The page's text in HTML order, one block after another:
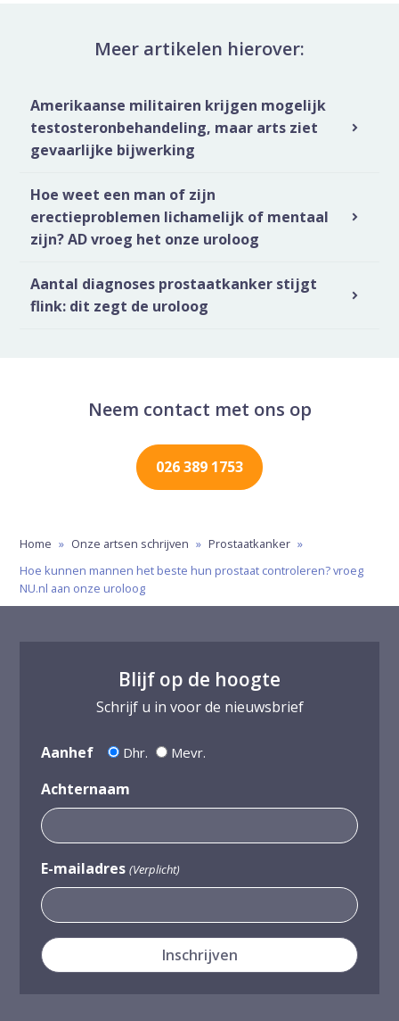
Meer artikelen hierover:
Amerikaanse militairen krijgen mogelijk
testosteronbehandeling, maar arts ziet
gevaarlijke bijwerking
Hoe weet een man of zijn
erectieproblemen lichamelijk of mentaal
zijn? AD vroeg het onze uroloog
Aantal diagnoses prostaatkanker stijgt
flink: dit zegt de uroloog
Neem contact met ons op
026 389 1753
Home » Onze artsen schrijven » Prostaatkanker »
Hoe kunnen mannen het beste hun prostaat controleren? vroeg
NU.nl aan onze uroloog
Blijf op de hoogte
Schrijf u in voor de nieuwsbrief
Aanhef Dhr. Mevr.
Achternaam
E-mailadres (Verplicht)